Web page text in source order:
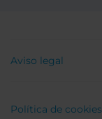
Aviso legal
Política de cookies